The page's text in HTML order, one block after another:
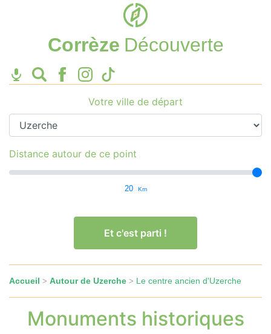
Corrèze Découverte
Votre ville de départ
Distance autour de ce point
20 Km
Et c'est parti !
Accueil > Autour de Uzerche > Le centre ancien d'Uzerche
Monuments historiques